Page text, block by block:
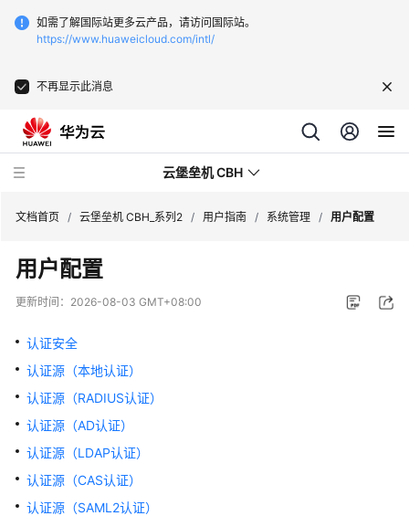
如需了解国际站更多云产品，请访问国际站。
https://www.huaweicloud.com/intl/
不再显示此消息
云堡垒机 CBH
新
动
态
产
品
介
绍
文档首页 / 云堡垒机 CBH_系列2 / 用户指南 / 系统管理 / 用户配置
用户配置
更新时间： 2026-08-03 GMT+08:00
认证安全
认证源（本地认证）
认证源（RADIUS认证）
认证源（AD认证）
认证源（LDAP认证）
认证源（CAS认证）
认证源（SAML2认证）